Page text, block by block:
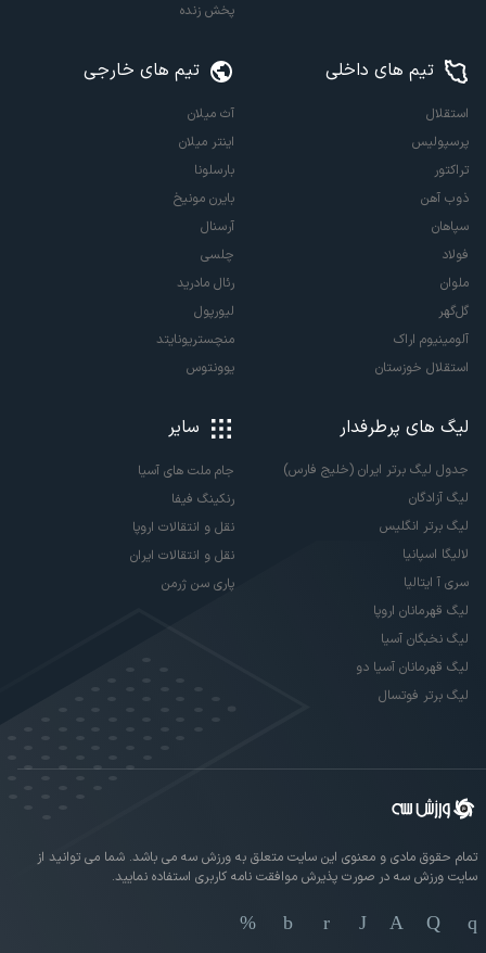
پخش زنده
تیم های داخلی
استقلال
پرسپولیس
تراکتور
ذوب آهن
سپاهان
فولاد
ملوان
گل‌گهر
آلومینیوم اراک
استقلال خوزستان
تیم های خارجی
آث میلان
اینتر میلان
بارسلونا
بایرن مونیخ
آرسنال
چلسی
رئال مادرید
لیورپول
منچستریونایتد
یوونتوس
لیگ های پرطرفدار
جدول لیگ برتر ایران (خلیج فارس)
لیگ آزادگان
لیگ برتر انگلیس
لالیگا اسپانیا
سری آ ایتالیا
لیگ قهرمانان اروپا
لیگ نخبگان آسیا
لیگ قهرمانان آسیا دو
لیگ برتر فوتسال
سایر
جام ملت های آسیا
رنکینگ فیفا
نقل و انتقالات اروپا
نقل و انتقالات ایران
پاری سن ژرمن
تمام حقوق مادی و معنوی این سایت متعلق به ورزش سه می باشد. شما می توانید از
سایت ورزش سه در صورت پذیرش موافقت نامه کاربری استفاده نمایید.